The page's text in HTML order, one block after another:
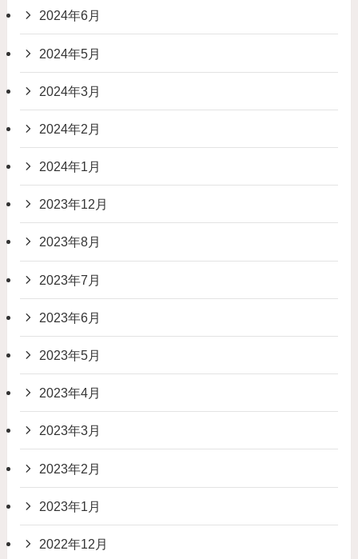
2024年6月
2024年5月
2024年3月
2024年2月
2024年1月
2023年12月
2023年8月
2023年7月
2023年6月
2023年5月
2023年4月
2023年3月
2023年2月
2023年1月
2022年12月